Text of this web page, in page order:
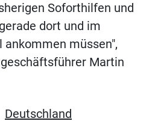
Soforthilfen und
dort und im
müssen",
Martin
Deutschland